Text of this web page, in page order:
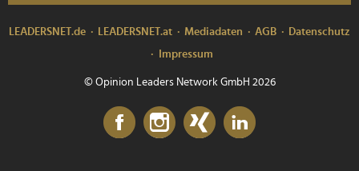
LEADERSNET.de LEADERSNET.at Mediadaten AGB
Datenschutz
Impressum
© Opinion Leaders Network GmbH 2026